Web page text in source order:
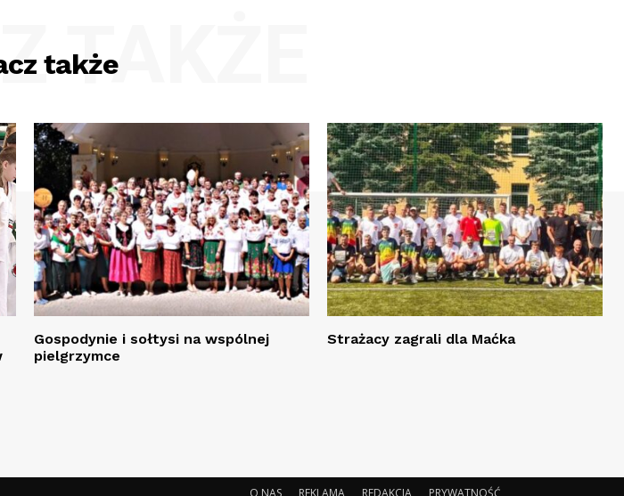
także
TAKŻE
Gospodynie i sołtysi na wspólnej
pielgrzymce
Strażacy zagrali dla Maćka
O NAS REKLAMA REDAKCJA PRYWATNOŚĆ